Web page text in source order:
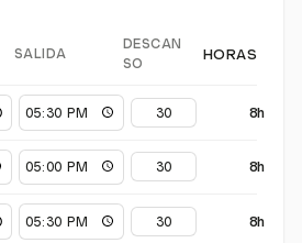
SALIDA
DESCAN
SO
HORAS
8h
8h
8h